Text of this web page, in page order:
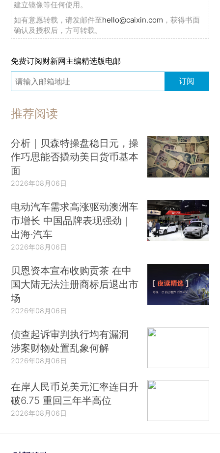
建立镜像等任何使用。
如有意愿转载，请发邮件至hello@caixin.com ，获得书面
确认及授权后，方可转载。
免费订阅财新网主编精选版电邮
订阅
推荐阅读
分析｜贝森特操盘稳日元，操
作巧思能否撬动美日货币基本
面
2026年08月06日
电动汽车需求高涨驱动澳洲车
市增长 中国品牌表现强劲｜
出海·汽车
2026年08月06日
贝恩资本宣布收购贡茶 在中
国大陆无法注册商标后退出市
场
2026年08月06日
侦查起诉审判执行均有漏洞
涉案财物处置乱象何解
2026年08月06日
在岸人民币兑美元汇率连日升
破6.75 重回三年半高位
2026年08月06日